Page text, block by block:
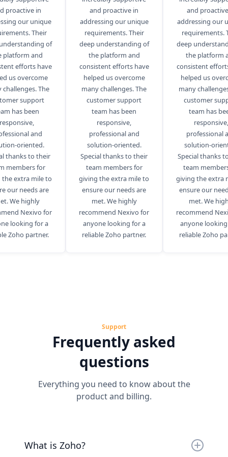
proactive in
our unique
Their
of
platform and
efforts have
us overcome
challenges. The
support
has been
responsive,
and
oriented.
thanks to their
members for
extra mile to
our needs are
We highly
Nexivo for
looking for a
Zoho partner.
and proactive in
addressing our unique
requirements. Their
deep understanding of
the platform and
consistent efforts have
helped us overcome
many challenges. The
customer support
team has been
responsive,
professional and
solution-oriented.
Special thanks to their
team members for
giving the extra mile to
ensure our needs are
met. We highly
recommend Nexivo for
anyone looking for a
reliable Zoho partner.
and
addressing our
requirements.
deep
the platform
consistent
helped us
many
customer
team has
responsive,
professional
solution-
Special thanks
team
giving the extra
ensure our
met. We
recommend
anyone
reliable Zoho
Support
Frequently asked
questions
Everything you need to know about the
product and billing.
What is Zoho?